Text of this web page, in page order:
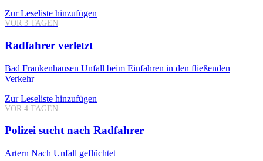
Zur Leseliste hinzufügen
VOR 3 TAGEN
Radfahrer verletzt
Bad Frankenhausen Unfall beim Einfahren in den fließenden
Verkehr
Zur Leseliste hinzufügen
VOR 4 TAGEN
Polizei sucht nach Radfahrer
Artern Nach Unfall geflüchtet